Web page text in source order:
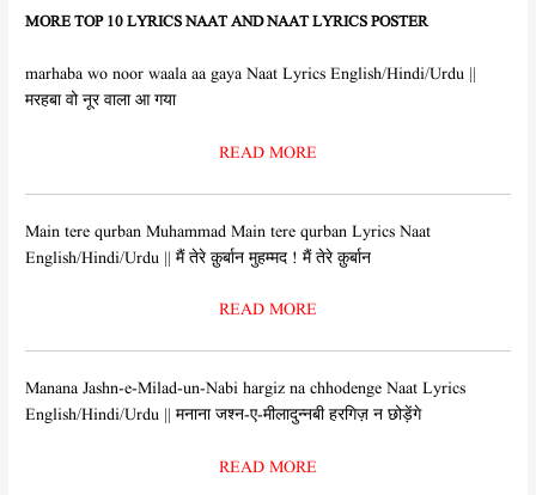
MORE TOP 10 LYRICS NAAT AND NAAT LYRICS POSTER
marhaba wo noor waala aa gaya Naat Lyrics English/Hindi/Urdu ||
मरहबा वो नूर वाला आ गया
READ MORE
Main tere qurban Muhammad Main tere qurban Lyrics Naat
English/Hindi/Urdu || मैं तेरे क़ुर्बान मुहम्मद ! मैं तेरे क़ुर्बान
READ MORE
Manana Jashn-e-Milad-un-Nabi hargiz na chhodenge Naat Lyrics
English/Hindi/Urdu || मनाना जश्न-ए-मीलादुन्नबी हरगिज़ न छोड़ेंगे
READ MORE